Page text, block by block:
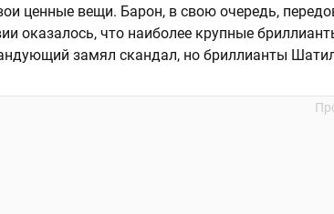
ценные вещи. Барон, в свою очередь,
оказалось, что наиболее крупные
замял скандал, но бриллианты